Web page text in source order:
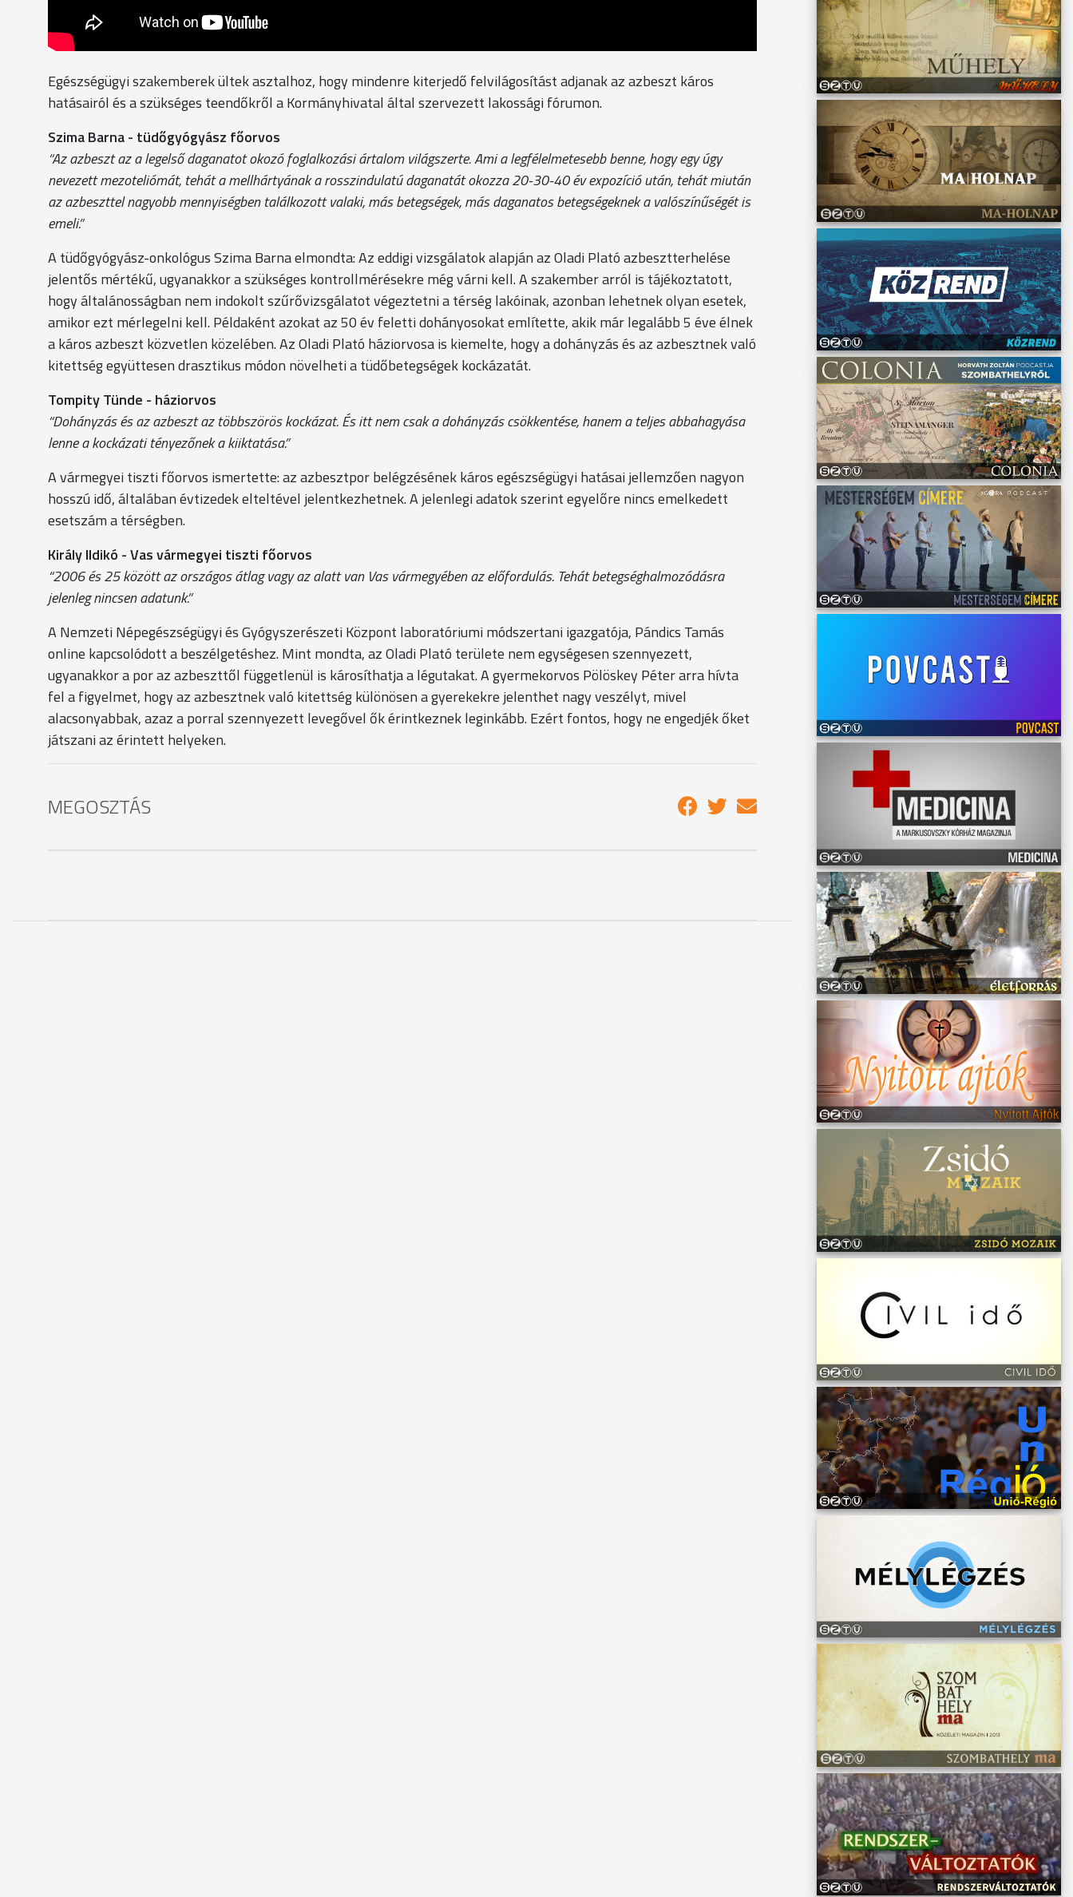
Egészségügyi szakemberek ültek asztalhoz, hogy mindenre kiterjedő felvilágosítást adjanak az azbeszt káros
hatásairól és a szükséges teendőkről a Kormányhivatal által szervezett lakossági fórumon.
Szima Barna - tüdőgyógyász főorvos
“Az azbeszt az a legelső daganatot okozó foglalkozási ártalom világszerte. Ami a legfélelmetesebb benne, hogy egy úgy
nevezett mezoteliómát, tehát a mellhártyának a rosszindulatú daganatát okozza 20-30-40 év expozíció után, tehát miután
az azbeszttel nagyobb mennyiségben találkozott valaki, más betegségek, más daganatos betegségeknek a valószínűségét is
emeli.”
A tüdőgyógyász-onkológus Szima Barna elmondta: Az eddigi vizsgálatok alapján az Oladi Plató azbesztterhelése
jelentős mértékű, ugyanakkor a szükséges kontrollmérésekre még várni kell. A szakember arról is tájékoztatott,
hogy általánosságban nem indokolt szűrővizsgálatot végeztetni a térség lakóinak, azonban lehetnek olyan esetek,
amikor ezt mérlegelni kell. Példaként azokat az 50 év feletti dohányosokat említette, akik már legalább 5 éve élnek
a káros azbeszt közvetlen közelében. Az Oladi Plató háziorvosa is kiemelte, hogy a dohányzás és az azbesztnek való
kitettség együttesen drasztikus módon növelheti a tüdőbetegségek kockázatát.
Tompity Tünde - háziorvos
“Dohányzás és az azbeszt az többszörös kockázat. És itt nem csak a dohányzás csökkentése, hanem a teljes abbahagyása
lenne a kockázati tényezőnek a kiiktatása.”
A vármegyei tiszti főorvos ismertette: az azbesztpor belégzésének káros egészségügyi hatásai jellemzően nagyon
hosszú idő, általában évtizedek elteltével jelentkezhetnek. A jelenlegi adatok szerint egyelőre nincs emelkedett
esetszám a térségben.
Király Ildikó - Vas vármegyei tiszti főorvos
“2006 és 25 között az országos átlag vagy az alatt van Vas vármegyében az előfordulás. Tehát betegséghalmozódásra
jelenleg nincsen adatunk.”
A Nemzeti Népegészségügyi és Gyógyszerészeti Központ laboratóriumi módszertani igazgatója, Pándics Tamás
online kapcsolódott a beszélgetéshez. Mint mondta, az Oladi Plató területe nem egységesen szennyezett,
ugyanakkor a por az azbeszttől függetlenül is károsíthatja a légutakat. A gyermekorvos Pölöskey Péter arra hívta
fel a figyelmet, hogy az azbesztnek való kitettség különösen a gyerekekre jelenthet nagy veszélyt, mivel
alacsonyabbak, azaz a porral szennyezett levegővel ők érintkeznek leginkább. Ezért fontos, hogy ne engedjék őket
játszani az érintett helyeken.
MEGOSZTÁS